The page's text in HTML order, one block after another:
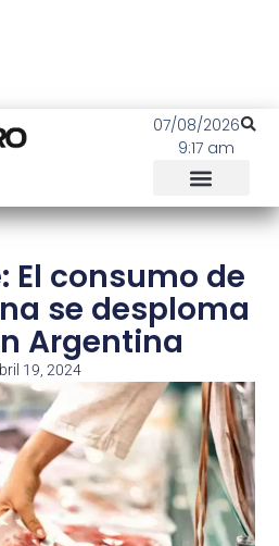
07/08/2026
9:17 am
El consumo de
se desploma
Argentina
19, 2024